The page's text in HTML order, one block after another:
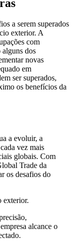
a serem superados
exterior. A
com
alguns dos
novas
em
ser superados,
os benefícios da
a evoluir, a
vez mais
globais. Com
Trade da
os desafios do
exterior.
alcance o